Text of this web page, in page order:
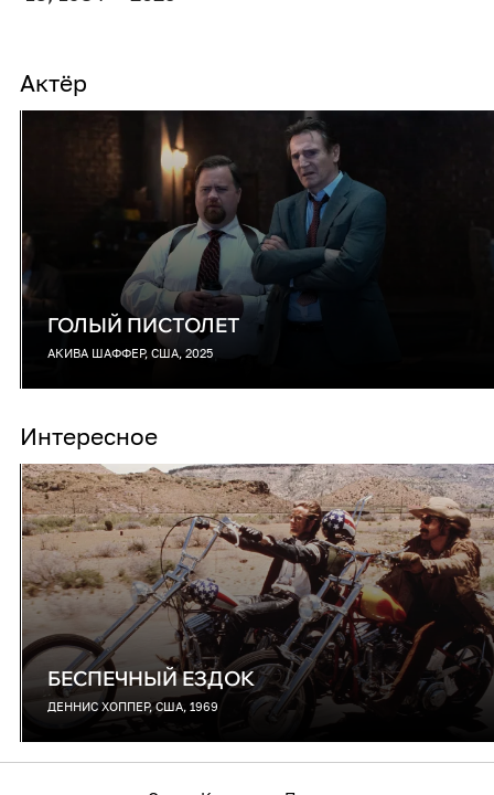
Актёр
ГОЛЫЙ ПИСТОЛЕТ
АКИВА ШАФФЕР, США, 2025
Интересное
БЕСПЕЧНЫЙ ЕЗДОК
ДЕННИС ХОППЕР, США, 1969